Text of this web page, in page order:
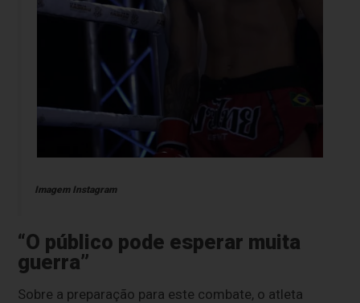
Imagem Instagram
“O público pode esperar muita
guerra”
Sobre a preparação para este combate, o atleta